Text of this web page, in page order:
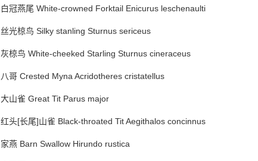
白冠燕尾 White-crowned Forktail Enicurus leschenaulti
丝光椋鸟 Silky stanling Sturnus sericeus
灰椋鸟 White-cheeked Starling Sturnus cineraceus
八哥 Crested Myna Acridotheres cristatellus
大山雀 Great Tit Parus major
红头[长尾]山雀 Black-throated Tit Aegithalos concinnus
家燕 Barn Swallow Hirundo rustica